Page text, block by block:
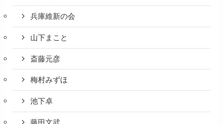
兵庫維新の会
山下まこと
斎藤元彦
梅村みずほ
池下卓
藤田文武